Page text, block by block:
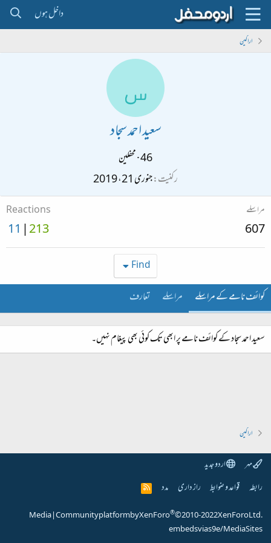
داخل ہوں
اراکین
س
سعید احمد سجاد
محفلین·46
رکنیت جنوری 21، 2019
مراسلے
607
Reactions
213
11
Find
کوائف نامے کے مراسلے مراسلے تعارف
سعید احمد سجاد کے کوائف نامے پر ابھی تک کوئی بھی پیغام نہیں۔
اراکین
مہر
اردو جدید
رابطہ قواعد و ضوابط راز داری مدد
R
S
Community platform by XenForo®© 2010-2022 XenForo Ltd.
|
Media
embeds via s9e/MediaSites